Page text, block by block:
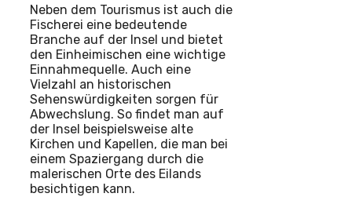
Neben dem Tourismus ist auch die
Fischerei eine bedeutende
Branche auf der Insel und bietet
den Einheimischen eine wichtige
Einnahmequelle. Auch eine
Vielzahl an historischen
Sehenswürdigkeiten sorgen für
Abwechslung. So findet man auf
der Insel beispielsweise alte
Kirchen und Kapellen, die man bei
einem Spaziergang durch die
malerischen Orte des Eilands
besichtigen kann.